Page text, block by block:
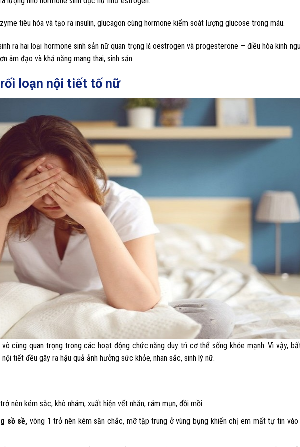
tiêu hóa và tạo ra insulin, glucagon cùng hormone kiểm soát lượng glucose trong máu.
ra hai loại hormone sinh sản nữ quan trọng là oestrogen và progesterone – điều hòa kinh
âm đạo và khả năng mang thai, sinh sản.
loạn nội tiết tố nữ
cùng quan trọng trong các hoạt động chức năng duy trì cơ thể sống khỏe mạnh. Vì vậy,
tiết đều gây ra hậu quả ảnh hưởng sức khỏe, nhan sắc, sinh lý nữ.
trở nên kém sắc, khô nhám, xuất hiện vết nhăn, nám mụn, đồi mồi.
sồ sề, vòng 1 trở nên kém săn chắc, mỡ tập trung ở vùng bụng khiến chị em mất tự tin vào